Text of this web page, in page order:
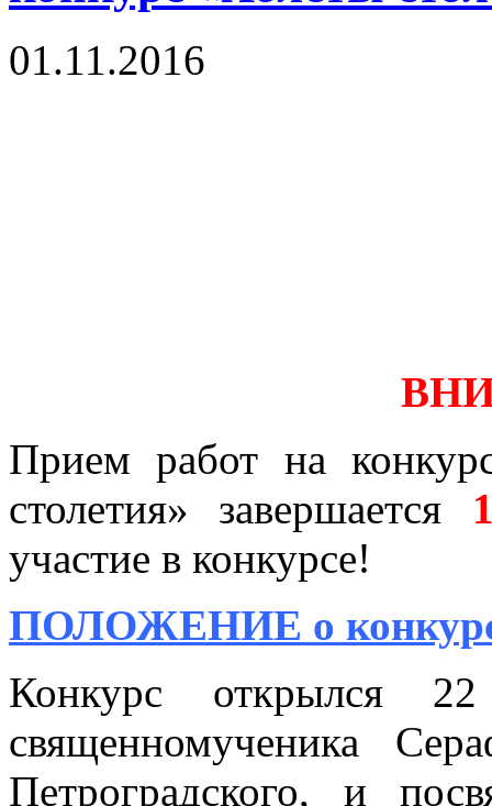
01.11.2016
Прием работ на
столетия» завершается
участие в конкурсе!
ПОЛОЖЕНИЕ о
Конкурс открылся
священномученика
Петроградского, и